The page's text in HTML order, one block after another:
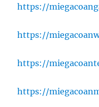
https://
https://
https://
https://